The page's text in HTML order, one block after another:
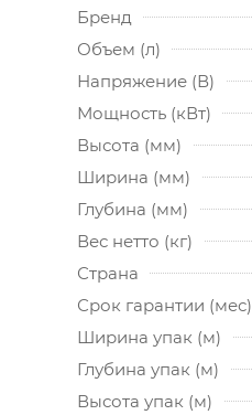
Бренд
Объем (л)
Напряжение (В)
Мощность (кВт)
Высота (мм)
Ширина (мм)
Глубина (мм)
Вес нетто (кг)
Страна
Срок гарантии (мес)
Ширина упак (м)
Глубина упак (м)
Высота упак (м)